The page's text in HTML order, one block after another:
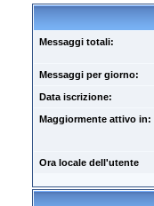
Messaggi totali:
Messaggi per giorno:
Data iscrizione:
Maggiormente attivo in:
Ora locale dell'utente